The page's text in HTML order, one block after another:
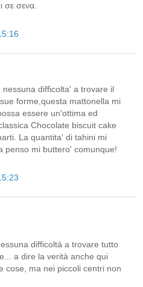
σε σενα.
difficolta' a trovare il
forme,questa mattonella mi
essere un'ottima ed
Chocolate biscuit cake
La quantita' di tahini mi
penso mi buttero' comunque!
difficoltà a trovare tutto
a dire la verità anche qui
cose, ma nei piccoli centri non